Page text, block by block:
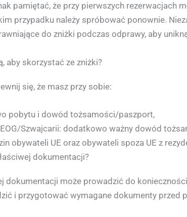
pamiętać, że przy pierwszych rezerwacjach
przypadku należy spróbować ponownie.
do zniżki podczas odprawy, aby
aby skorzystać ze zniżki?
się, że masz przy sobie:
pobytu i dowód tożsamości/paszport,
Szwajcarii: dodatkowo ważny dowód
obywateli UE oraz obywateli spoza UE z
dokumentacji?
dokumentacji może prowadzić do
i przygotować wymagane dokumenty